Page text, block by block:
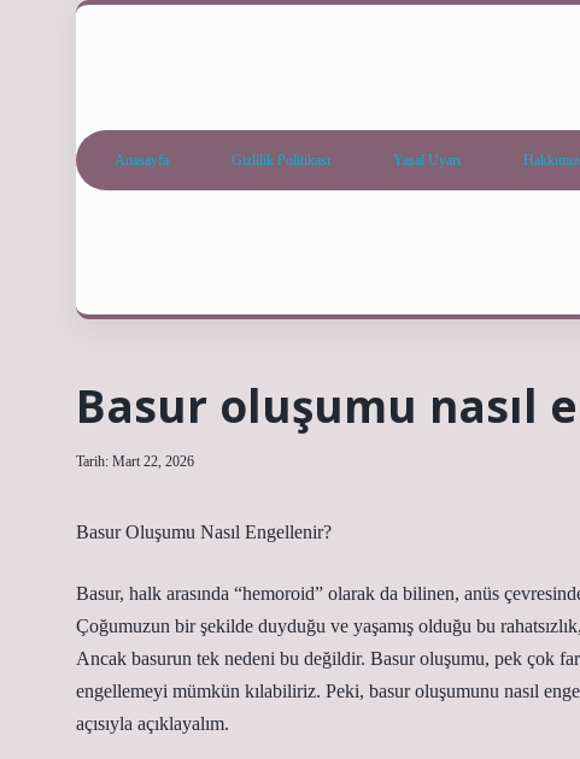
Anasayfa Gizlilik Politikası Yasal Uyarı
Basur oluşumu nasıl
Tarih: Mart 22, 2026
Basur Oluşumu Nasıl Engellenir?
Basur, halk arasında “hemoroid” olarak da bilinen, anüs
Çoğumuzun bir şekilde duyduğu ve yaşamış olduğu bu
Ancak basurun tek nedeni bu değildir. Basur oluşumu, pek çok
engellemeyi mümkün kılabiliriz. Peki, basur oluşumunu nasıl
açısıyla açıklayalım.